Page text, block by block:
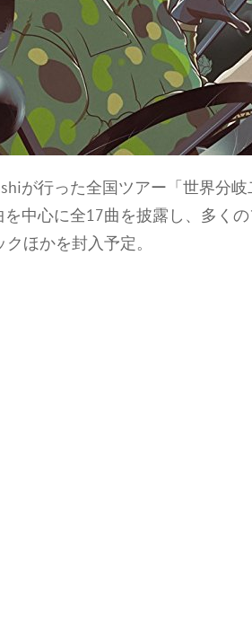
が行った全国ツアー「世界分
を中心に全17曲を披露し、多く
ほかを封入予定。